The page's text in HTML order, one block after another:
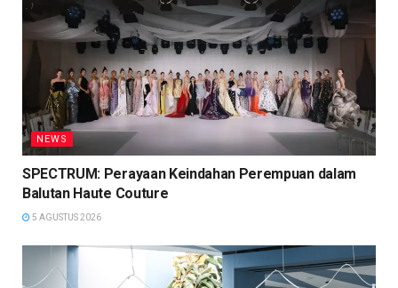
NEWS
SPECTRUM: Perayaan Keindahan Perempuan dalam
Balutan Haute Couture
5 AGUSTUS 2026